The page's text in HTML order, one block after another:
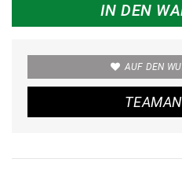
IN DEN
AUF DEN